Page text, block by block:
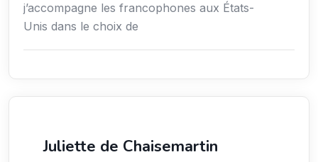
j’accompagne les francophones aux États-
Unis dans le choix de
Juliette de Chaisemartin